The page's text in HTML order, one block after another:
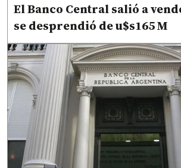
El Banco Central salió a
se desprendió de u$s165 M